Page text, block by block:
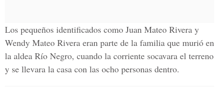
Los pequeños identificados como Juan Mateo Rivera y
Wendy Mateo Rivera eran parte de la familia que murió en
la aldea Río Negro, cuando la corriente socavara el terreno
y se llevara la casa con las ocho personas dentro.